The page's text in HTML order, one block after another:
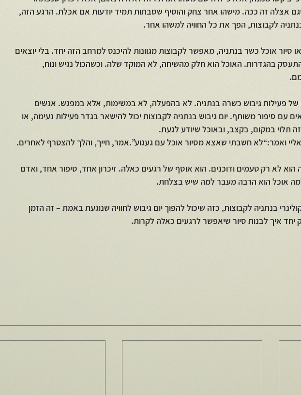
אצלה זה ככה. מישהו אחר צחק והוסיף שסבתות תמיד יודעות אם אכלת. הרגע הזה,
לקבוצות, הפך את כל החוויה למשהו אחר.
סיור אוכל כשר בנתניה, מאפשר לקבוצות מגוונות להיכנס למרחב הזה יחד. בלי יוצאים
בהגדרות. האוכל הוא חלק מהשיחה, לא המוקד שלה. וכשהכול נגיש ונוח,
של פעילות גיבוש כשרה בנתניה. לא בהפעלה, לא במשימות, אלא במפגש. אנשים
עם סיפור משותף. יום גיבוש בנתניה לקבוצות יכול להישאר בגדר פעילות נעימה, או
תלוי במקום, בקצב, ובאוכל שיודע לגעת.
אליי ואמר:“לא חשבתי שאצא מסיור אוכל עם געגוע”.אמר, חייך, והלך להצטרף לאחרים.
הוא לא רק טעמים ודוכנים. הוא אוסף של רגעים כאלה. זיכרון אחד, סיפור אחד, ואדם
אוכל הוא הרבה מעבר למה שיש בצלחת.
בנתניה לקבוצות, כזה שיכול להפוך יום גיבוש לחוויה שנוגעת באמת – זה הזמן
יחד איך לבנות סיור שיאפשר לרגעים כאלה לקרות.